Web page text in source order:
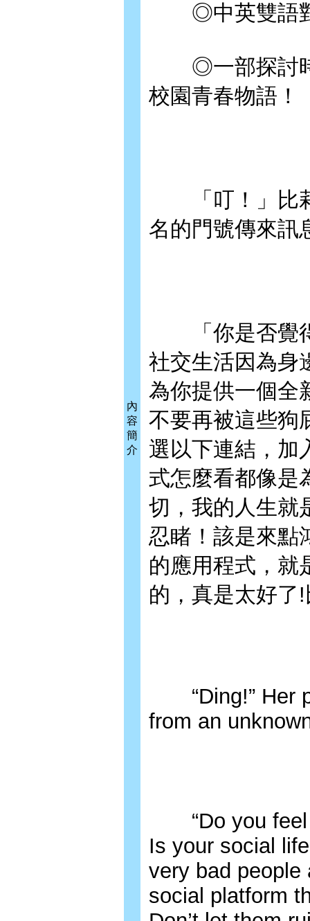
內
容
簡
介
◎中英雙語對
◎一部探討時
校園青春物語！
「叮！」比莉
名的門號傳來訊
「你是否覺得
社交生活因為身
為你提供一個全
不要再被這些狗
選以下連結，
式怎麼看都像是
切，我的人生就
忍睹！該是來點
的應用程式，就
的，真是太好
“Ding!” Her
from an
“Do you feel
Is your social
very bad people
social platform